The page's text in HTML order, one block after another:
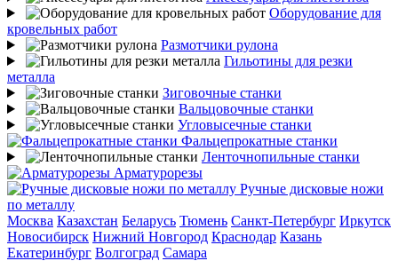
Оборудование для
кровельных работ
Размотчики рулона
Гильотины для резки
металла
Зиговочные станки
Вальцовочные станки
Угловысечные станки
Фальцепрокатные станки
Ленточнопильные станки
Арматурорезы
Ручные дисковые ножи
по металлу
Москва Казахстан Беларусь Тюмень Санкт-Петербург Иркутск
Новосибирск Нижний Новгород Краснодар Казань
Екатеринбург Волгоград Самара